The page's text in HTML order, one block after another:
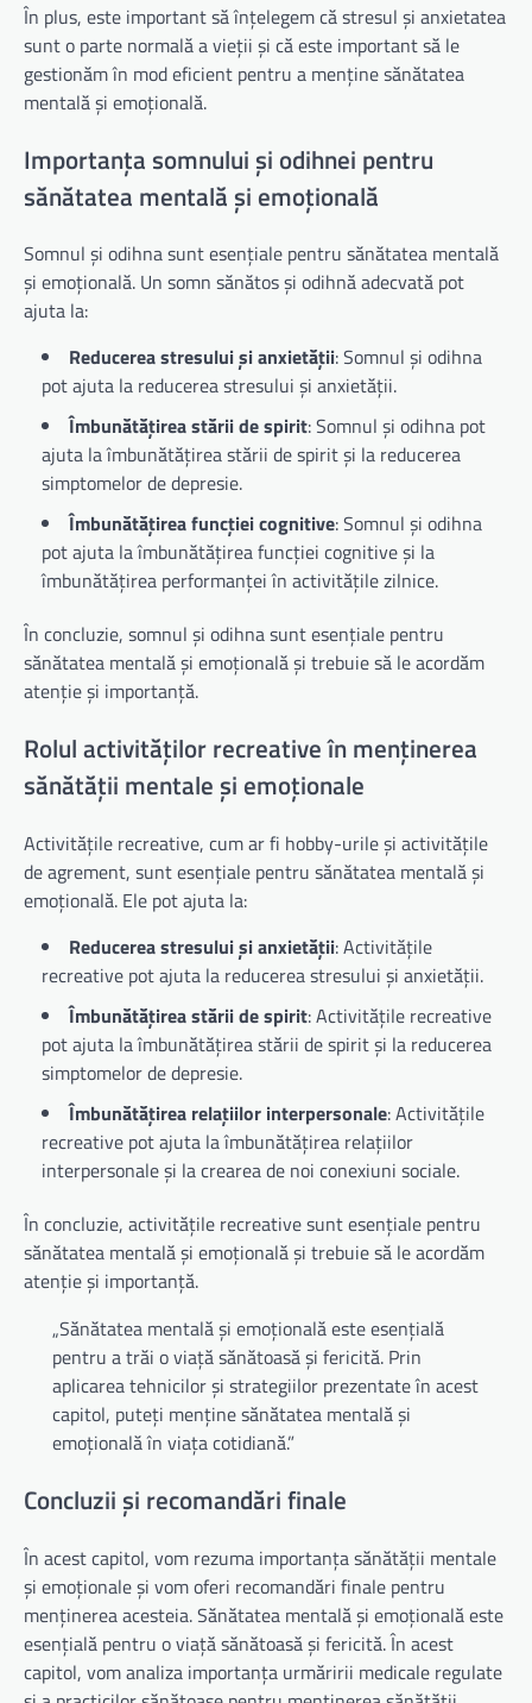
În plus, este important să înțelegem că stresul și anxietatea
sunt o parte normală a vieții și că este important să le
gestionăm în mod eficient pentru a menține sănătatea
mentală și emoțională.
Importanța somnului și odihnei pentru
sănătatea mentală și emoțională
Somnul și odihna sunt esențiale pentru sănătatea mentală
și emoțională. Un somn sănătos și odihnă adecvată pot
ajuta la:
Reducerea stresului și anxietății: Somnul și odihna
pot ajuta la reducerea stresului și anxietății.
Îmbunătățirea stării de spirit: Somnul și odihna pot
ajuta la îmbunătățirea stării de spirit și la reducerea
simptomelor de depresie.
Îmbunătățirea funcției cognitive: Somnul și odihna
pot ajuta la îmbunătățirea funcției cognitive și la
îmbunătățirea performanței în activitățile zilnice.
În concluzie, somnul și odihna sunt esențiale pentru
sănătatea mentală și emoțională și trebuie să le acordăm
atenție și importanță.
Rolul activităților recreative în menținerea
sănătății mentale și emoționale
Activitățile recreative, cum ar fi hobby-urile și activitățile
de agrement, sunt esențiale pentru sănătatea mentală și
emoțională. Ele pot ajuta la:
Reducerea stresului și anxietății: Activitățile
recreative pot ajuta la reducerea stresului și anxietății.
Îmbunătățirea stării de spirit: Activitățile recreative
pot ajuta la îmbunătățirea stării de spirit și la reducerea
simptomelor de depresie.
Îmbunătățirea relațiilor interpersonale: Activitățile
recreative pot ajuta la îmbunătățirea relațiilor
interpersonale și la crearea de noi conexiuni sociale.
În concluzie, activitățile recreative sunt esențiale pentru
sănătatea mentală și emoțională și trebuie să le acordăm
atenție și importanță.
„Sănătatea mentală și emoțională este esențială
pentru a trăi o viață sănătoasă și fericită. Prin
aplicarea tehnicilor și strategiilor prezentate în acest
capitol, puteți menține sănătatea mentală și
emoțională în viața cotidiană.”
Concluzii și recomandări finale
În acest capitol, vom rezuma importanța sănătății mentale
și emoționale și vom oferi recomandări finale pentru
menținerea acesteia. Sănătatea mentală și emoțională este
esențială pentru o viață sănătoasă și fericită. În acest
capitol, vom analiza importanța urmăririi medicale regulate